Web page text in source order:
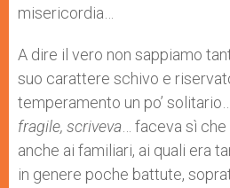
misericordia…
A dire il vero non sappiamo
suo carattere schivo e
temperamento un po’ solitario…
fragile, scriveva… faceva sì
anche ai familiari, ai quali era
in genere poche battute,